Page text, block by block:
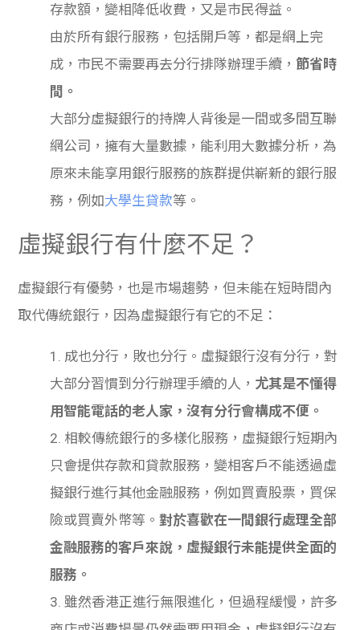
存款額，變相降低收費，又是市民得益。
由於所有銀行服務，包括開戶等，都是網上完
成，市民不需要再去分行排隊辦理手續， 節省時
間。
大部分虛擬銀行的持牌人背後是一間或多間互聯
網公司，擁有大量數據，能利用大數據分析，為
原來未能享用銀行服務的族群提供嶄新的銀行服
務，例如大學生貸款等。
虛擬銀行有什麼不足？
虛擬銀行有優勢，也是市場趨勢，但未能在短時間內
取代傳統銀行，因為虛擬銀行有它的不足：
1. 成也分行，敗也分行。虛擬銀行沒有分行，對
大部分習慣到分行辦理手續的人， 尤其是不懂得
用智能電話的老人家，沒有分行會構成不便。
2. 相較傳統銀行的多樣化服務，虛擬銀行短期內
只會提供存款和貸款服務，變相客戶不能透過虛
擬銀行進行其他金融服務，例如買賣股票，買保
險或買賣外幣等。對於喜歡在一間銀行處理全部
金融服務的客戶來說，虛擬銀行未能提供全面的
服務。
3. 雖然香港正進行無限進化，但過程緩慢，許多